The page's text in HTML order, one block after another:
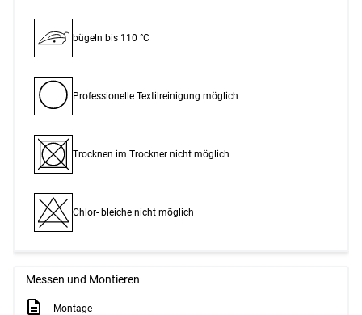
bügeln bis 110 °C
Professionelle Textilreinigung möglich
Trocknen im Trockner nicht möglich
Chlor- bleiche nicht möglich
Messen und Montieren
Montage